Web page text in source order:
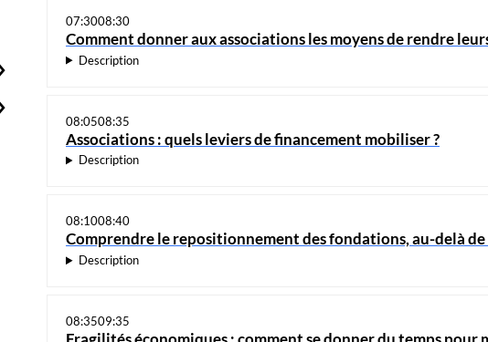
07:3008:30
Comment donner aux associations les moyens de rendre
Description
08:0508:35
Associations : quels leviers de financement mobiliser ?
Description
08:1008:40
Comprendre le repositionnement des fondations, au-delà
Description
08:3509:35